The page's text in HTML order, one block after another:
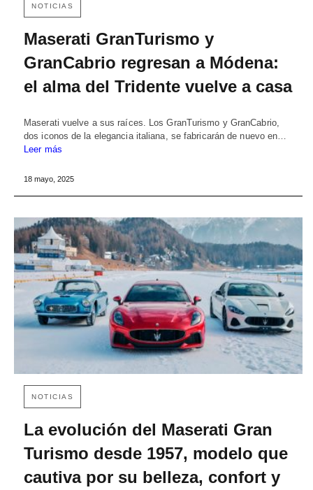
NOTICIAS
Maserati GranTurismo y
GranCabrio regresan a Módena:
el alma del Tridente vuelve a casa
Maserati vuelve a sus raíces. Los GranTurismo y GranCabrio,
dos iconos de la elegancia italiana, se fabricarán de nuevo en…
Leer más
18 mayo, 2025
NOTICIAS
La evolución del Maserati Gran
Turismo desde 1957, modelo que
cautiva por su belleza, confort y